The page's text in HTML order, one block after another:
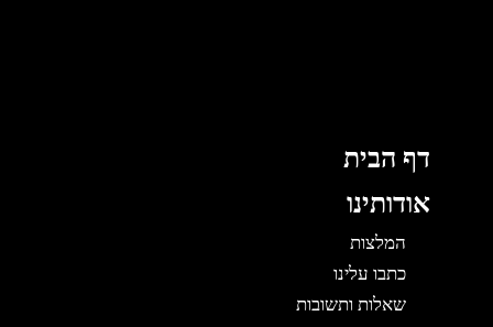
דף הבית
אודותינו
המלצות
כתבו עלינו
שאלות ותשובות